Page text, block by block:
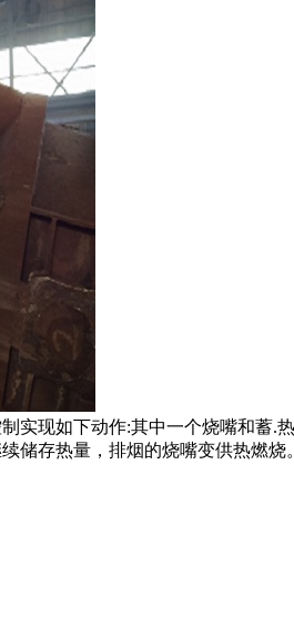
现如下动作:其中一个烧嘴和蓄.
储存热量，排烟的烧嘴变供热燃烧。